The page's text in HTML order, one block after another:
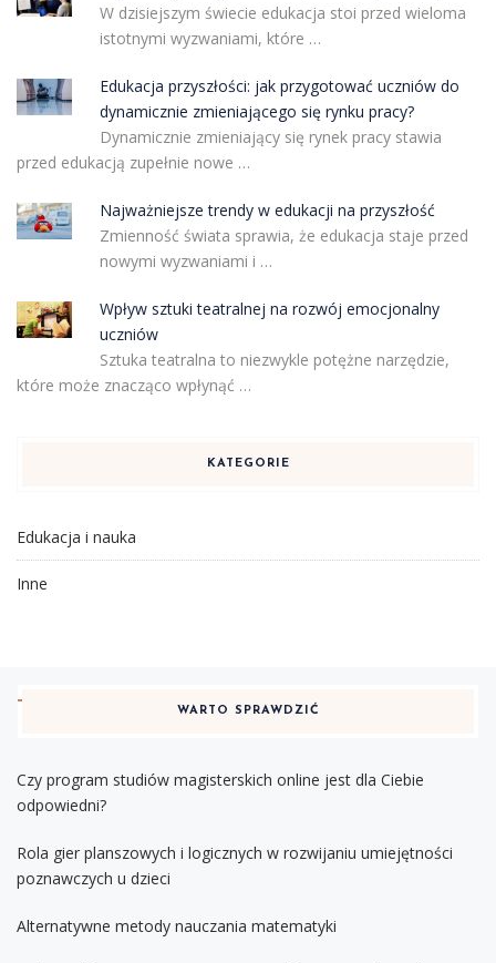
W dzisiejszym świecie edukacja stoi przed wieloma
istotnymi wyzwaniami, które …
Edukacja przyszłości: jak przygotować uczniów do
dynamicznie zmieniającego się rynku pracy?
Dynamicznie zmieniający się rynek pracy stawia
przed edukacją zupełnie nowe …
Najważniejsze trendy w edukacji na przyszłość
Zmienność świata sprawia, że edukacja staje przed
nowymi wyzwaniami i …
Wpływ sztuki teatralnej na rozwój emocjonalny
uczniów
Sztuka teatralna to niezwykle potężne narzędzie,
które może znacząco wpłynąć …
KATEGORIE
Edukacja i nauka
Inne
WARTO SPRAWDZIĆ
Czy program studiów magisterskich online jest dla Ciebie
odpowiedni?
Rola gier planszowych i logicznych w rozwijaniu umiejętności
poznawczych u dzieci
Alternatywne metody nauczania matematyki